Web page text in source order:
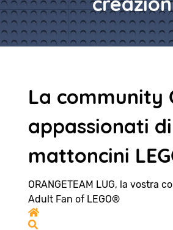
La community
appassionati di
mattoncini
ORANGETEAM LUG, la vostra
Adult Fan of LEGO®
Home